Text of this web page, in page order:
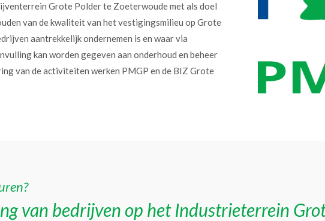
Grote Polder te Zoeterwoude met als doel
van de kwaliteit van het vestigingsmilieu op Grote
aantrekkelijk ondernemen is en waar via
kan worden gegeven aan onderhoud en beheer
van de activiteiten werken PMGP en de BIZ Grote
van bedrijven op het Industrieterrein